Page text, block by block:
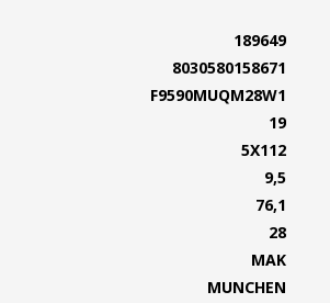
189649
8030580158671
F9590MUQM28W1
19
5X112
9,5
76,1
28
MAK
MUNCHEN